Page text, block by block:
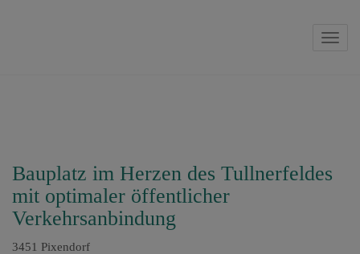
Bauplatz im Herzen des Tullnerfeldes
mit optimaler öffentlicher
Verkehrsanbindung
3451 Pixendorf